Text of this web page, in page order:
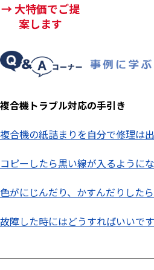
→ 大特価でご提
案します
複合機トラブル対応の手引き
複合機の紙詰まりを自分で修理は
コピーしたら黒い線が入るように
色がにじんだり、かすんだりした
故障した時にはどうすればいいで